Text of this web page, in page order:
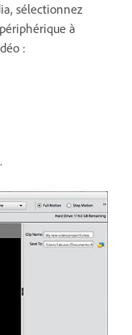
sélectionnez
à
: